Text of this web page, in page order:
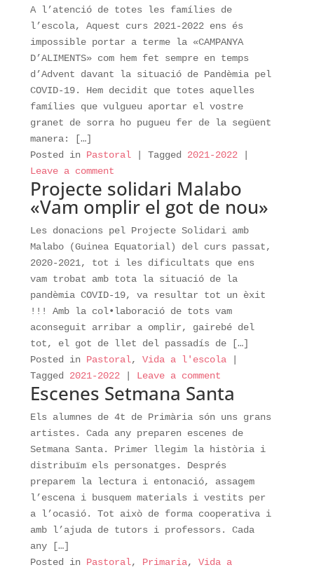
A l’atenció de totes les famílies de
l’escola, Aquest curs 2021-2022 ens és
impossible portar a terme la «CAMPANYA
D’ALIMENTS» com hem fet sempre en temps
d’Advent davant la situació de Pandèmia pel
COVID-19. Hem decidit que totes aquelles
famílies que vulgueu aportar el vostre
granet de sorra ho pugueu fer de la següent
manera: […]
Posted in Pastoral Tagged 2021-2022
Leave a comment
Projecte solidari Malabo
«Vam omplir el got de nou»
Les donacions pel Projecte Solidari amb
Malabo (Guinea Equatorial) del curs passat,
2020-2021, tot i les dificultats que ens
vam trobat amb tota la situació de la
pandèmia COVID-19, va resultar tot un èxit
!!! Amb la col•laboració de tots vam
aconseguit arribar a omplir, gairebé del
tot, el got de llet del passadís de […]
Posted in Pastoral, Vida a l'escola
Tagged
2021-2022 Leave a comment
Escenes Setmana Santa
Els alumnes de 4t de Primària són uns grans
artistes. Cada any preparen escenes de
Setmana Santa. Primer llegim la història i
distribuïm els personatges. Després
preparem la lectura i entonació, assagem
l’escena i busquem materials i vestits per
a l’ocasió. Tot això de forma cooperativa i
amb l’ajuda de tutors i professors. Cada
any […]
Posted in Pastoral, Primaria, Vida a